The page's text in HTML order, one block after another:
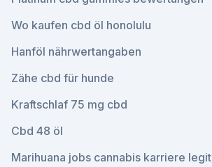
Wo kaufen cbd öl honolulu
Hanföl nährwertangaben
Zähe cbd für hunde
Kraftschlaf 75 mg cbd
Cbd 48 öl
Marihuana jobs cannabis karriere legit